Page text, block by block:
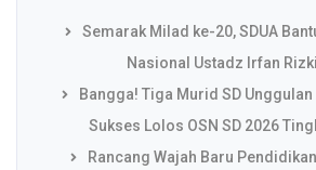
Semarak Milad ke-20, SDUA
Nasional Ustadz Irfan
Bangga! Tiga Murid SD Unggulan
Sukses Lolos OSN SD 2026
Rancang Wajah Baru